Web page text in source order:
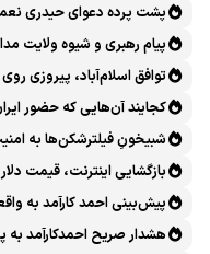
پشت پرده دعوای حیدری
پیام رهبری و شیوه ولایت
توافق اسلام‌آباد، پیروزی
کجایند آن‌هایی که حضور
شبیخونِ فیلترشکن‌ها به
بازگشایی اینترنت، قیمت دلار
پیش‌بینی احمد کارآمد به
هشدار صریح احمدکارآمد به